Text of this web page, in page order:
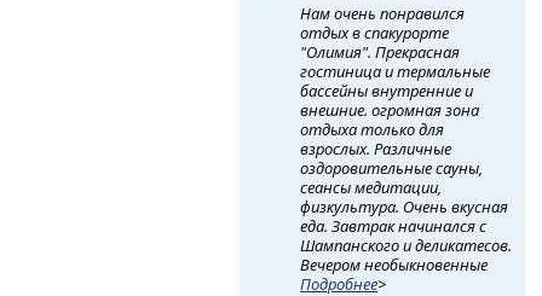
Нам очень понравился
отдых в спакурорте
"Олимия". Прекрасная
гостиница и термальные
бассейны внутренние и
внешние. огромная зона
отдыха только для
взрослых. Различные
оздоровительные сауны,
сеансы медитации,
физкультура. Очень вкусная
еда. Завтрак начинался с
Шампанского и деликатесов.
Вечером необыкновенные
Подробнее>